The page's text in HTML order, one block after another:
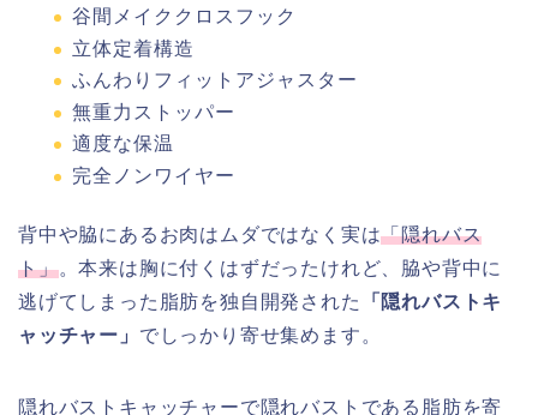
谷間メイククロスフック
立体定着構造
ふんわりフィットアジャスター
無重力ストッパー
適度な保温
完全ノンワイヤー
背中や脇にあるお肉はムダではなく実は「隠れバス
ト」。本来は胸に付くはずだったけれど、脇や背中に
逃げてしまった脂肪を独自開発された
「隠れバストキ
ャッチャー」 で しっかり寄せ集めます。
隠れバストキャッチャーで隠れバストである脂肪を寄